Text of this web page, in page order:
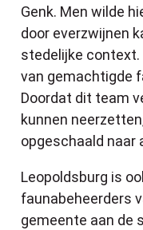
Genk. Men wilde
door everzwijnen
stedelijke context.
van gemachtigde
Doordat dit team
kunnen
opgeschaald naar
Leopoldsburg is
faunabeheerders
gemeente aan de